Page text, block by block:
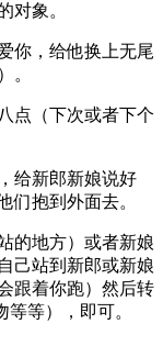
对象。
你，给他换上无尾
。
点（下次或者下个
给新郎新娘说好
们抱到外面去。
的地方）或者新娘
己站到新郎或新娘
跟着你跑）然后转
等），即可。